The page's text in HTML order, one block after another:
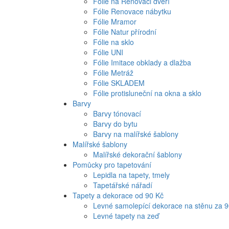
Fólie Renovace nábytku
Fólie Mramor
Fólie Natur přírodní
Fólie na sklo
Fólie UNI
Fólie Imitace obklady a dlažba
Fólie Metráž
Fólie SKLADEM
Fólie protisluneční na okna a sklo
Barvy
Barvy tónovací
Barvy do bytu
Barvy na malířské šablony
Malířské šablony
Malířské dekorační šablony
Pomůcky pro tapetování
Lepidla na tapety, tmely
Tapetářské nářadí
Tapety a dekorace od 90 Kč
Levné samolepící dekorace na stěnu za
Levné tapety na zeď